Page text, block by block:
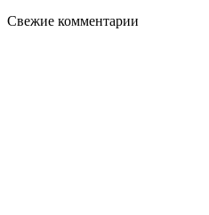
Свежие комментарии